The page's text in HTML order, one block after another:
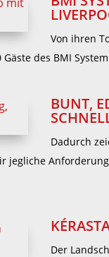
Von ihren
des BMI
BUNT,
Dadurch
jegliche
Der